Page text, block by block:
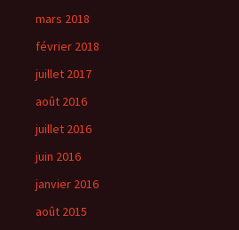
mars 2018
février 2018
juillet 2017
août 2016
juillet 2016
juin 2016
janvier 2016
août 2015